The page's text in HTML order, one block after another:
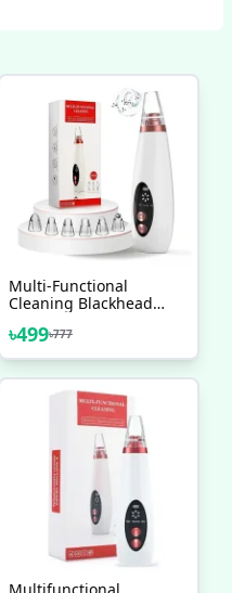
Multi-Functional
Cleaning Blackhead
৳499৳777